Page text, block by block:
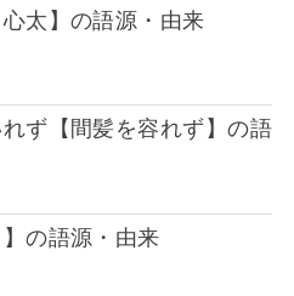
太】の語源・由来
ず【間髪を容れず】の語
の語源・由来